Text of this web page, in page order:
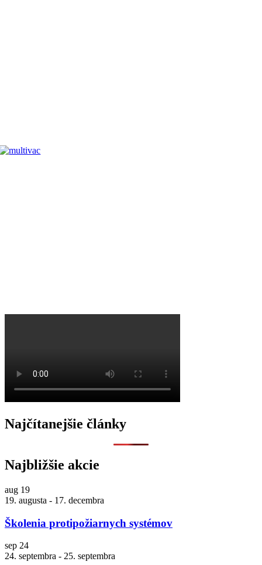
Najčítanejšie články
Najbližšie akcie
aug 19
19. augusta - 17. decembra
Školenia protipožiarnych systémov
sep 24
24. septembra - 25. septembra